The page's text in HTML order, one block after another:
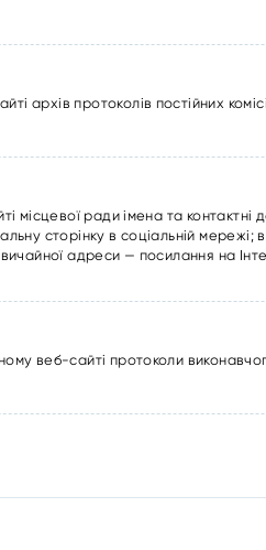
архів протоколів постійних
місцевої ради імена та
сторінку в соціальній
адреси — посилання на
веб-сайті протоколи